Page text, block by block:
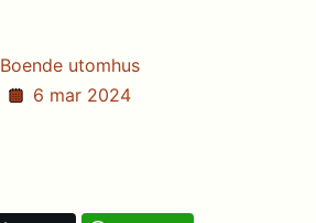
Boende utomhus
6 mar 2024